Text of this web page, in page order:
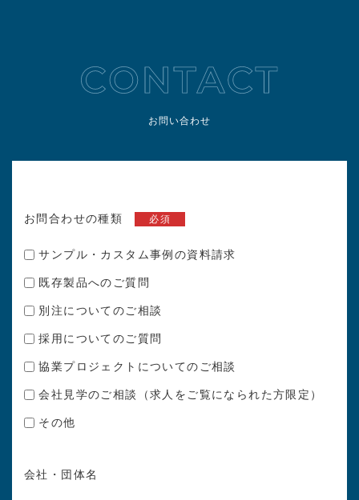
お問い合わせ
お問合わせの種類 必須
サンプル・カスタム事例の資料請求
既存製品へのご質問
別注についてのご相談
採用についてのご質問
協業プロジェクトについてのご相談
会社見学のご相談（求人をご覧になられた方限定）
その他
会社・団体名